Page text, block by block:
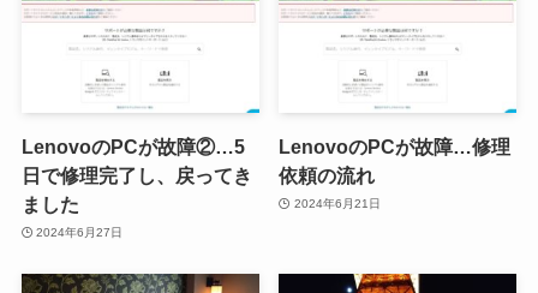
LenovoのPCが故障②…5
日で修理完了し、戻ってき
ました
2024年6月27日
LenovoのPCが故障…修理
依頼の流れ
2024年6月21日